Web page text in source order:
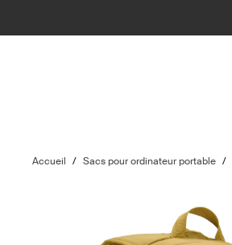
Accueil / Sacs pour ordinateur portable /